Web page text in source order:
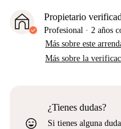
Propietario
Profesional · 2 años
Más sobre este
Más sobre la
sentiment_very_satisfied
¿Tienes dudas?
Si tienes alguna